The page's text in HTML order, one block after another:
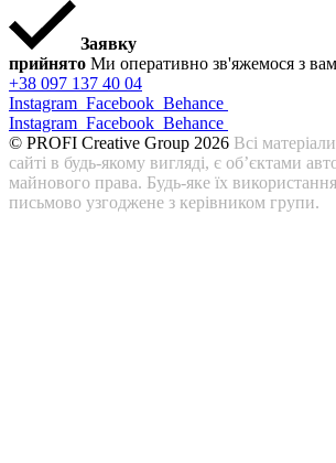
Заявку
прийнято Ми оперативно зв'яжемося з
+38 097 137 40 04
Instagram Facebook Behance
Instagram Facebook Behance
© PROFI Creative Group 2026 Всі
сайті в будь-якому вигляді, є об’єктами
майнового права. Будь-яке їх
письмово узгоджене з керівником групи.